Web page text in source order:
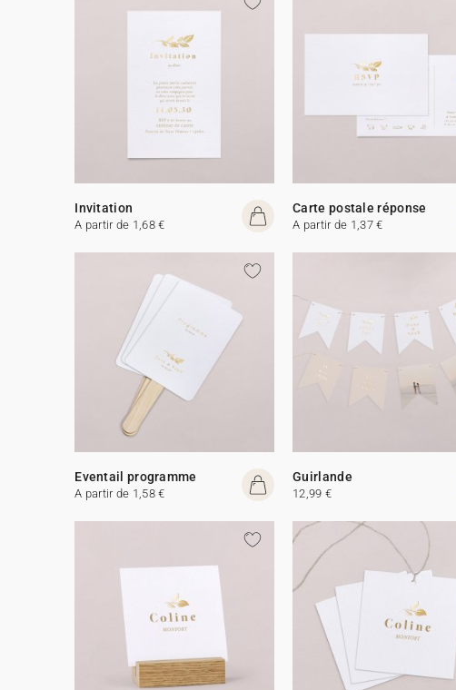
Invitation
A partir de 1,68 €
Carte postale réponse
A partir de 1,37 €
Eventail programme
A partir de 1,58 €
Guirlande
12,99 €